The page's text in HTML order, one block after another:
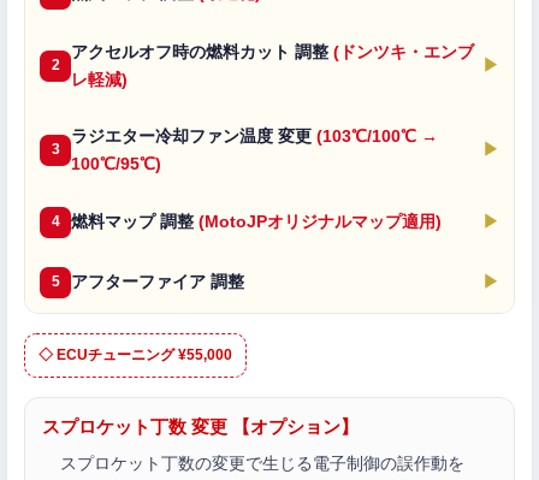
2
アクセルオフ時の燃料カット 調整 (ドンツキ・エンブ
レ軽減)
▶
3
ラジエター冷却ファン温度 変更 (103℃/100℃ →
100℃/95℃)
▶
4 燃料マップ 調整 (MotoJPオリジナルマップ適用) ▶
5 アフターファイア 調整 ▶
◇ ECUチューニング ¥55,000
スプロケット丁数 変更 【オプション】
スプロケット丁数の変更で生じる電子制御の誤作動を